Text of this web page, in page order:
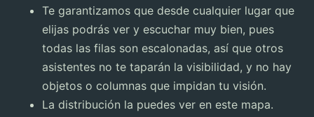
Te garantizamos que desde cualquier lugar que
elijas podrás ver y escuchar muy bien, pues
todas las filas son escalonadas, así que otros
asistentes no te taparán la visibilidad, y no hay
objetos o columnas que impidan tu visión.
La distribución la puedes ver en este mapa.